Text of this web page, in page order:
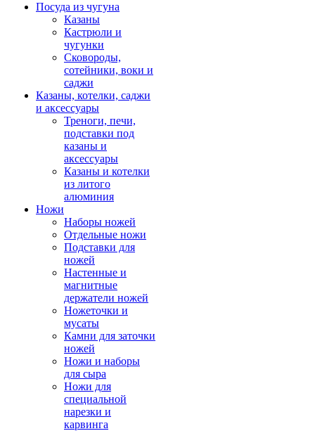
Посуда из чугуна
Казаны
Кастрюли и
чугунки
Сковороды,
сотейники, воки и
саджи
Казаны, котелки, саджи
и аксессуары
Треноги, печи,
подставки под
казаны и
аксессуары
Казаны и котелки
из литого
алюминия
Ножи
Наборы ножей
Отдельные ножи
Подставки для
ножей
Настенные и
магнитные
держатели ножей
Ножеточки и
мусаты
Камни для заточки
ножей
Ножи и наборы
для сыра
Ножи для
специальной
нарезки и
карвинга